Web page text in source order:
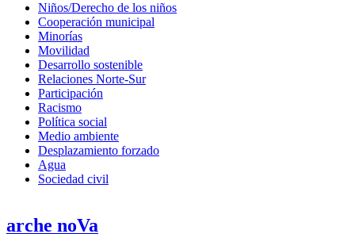
Niños/Derecho de los niños
Cooperación municipal
Minorías
Movilidad
Desarrollo sostenible
Relaciones Norte-Sur
Participación
Racismo
Política social
Medio ambiente
Desplazamiento forzado
Agua
Sociedad civil
arche noVa